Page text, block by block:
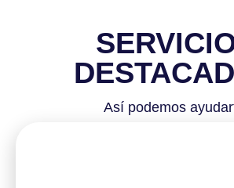
Así podemos